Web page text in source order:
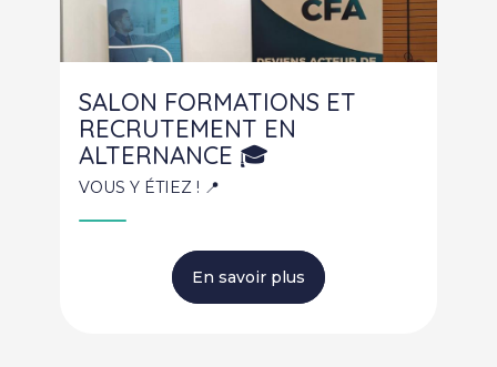
SALON FORMATIONS ET
RECRUTEMENT EN
ALTERNANCE 🎓
VOUS Y ÉTIEZ ! 📍
En savoir plus